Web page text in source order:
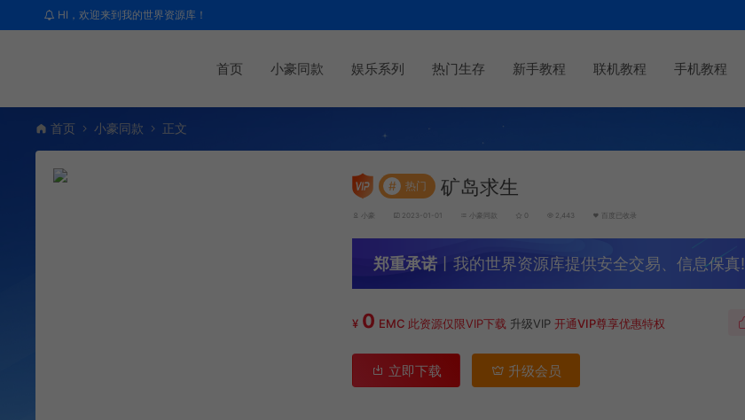
HI，欢迎来到我的世界资源库！
首页 小豪同款 娱乐系列 热门生存 新手教程 联机教程 手机教程
首页 小豪同款 正文
# 热门 矿岛求生
小豪 2023-01-01 小豪同款 0 2,443 百度已收录
郑重承诺 丨我的世界资源库提供安全交易、信息保真!
¥ 0 EMC 此资源仅限VIP下载 升级VIP 开通VIP尊享优惠特权
立即下载 升级会员